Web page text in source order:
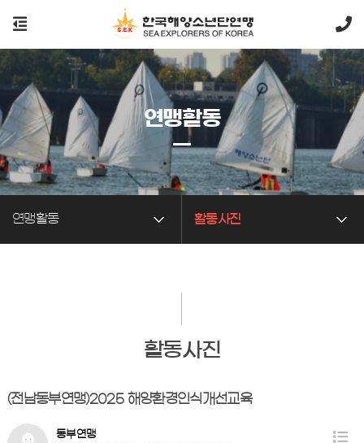
연맹활동 활동사진
연맹활동
활동사진
(전남동부연맹)2025 해양환경인식개선교육
동부연맹